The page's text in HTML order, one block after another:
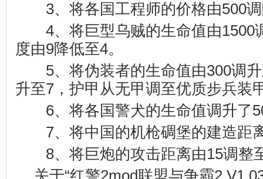
3、将各国工程师的价格由500调
4、将巨型乌贼的生命值由1500
度由9降低至4。
5、将伪装者的生命值由300调升
升至7，护甲从无甲调至优质步兵装
6、将各国警犬的生命值调升了
7、将中国的机枪碉堡的建造距
8、将巨炮的攻击距离由15调整
关于“红警2mod联盟与争霸2